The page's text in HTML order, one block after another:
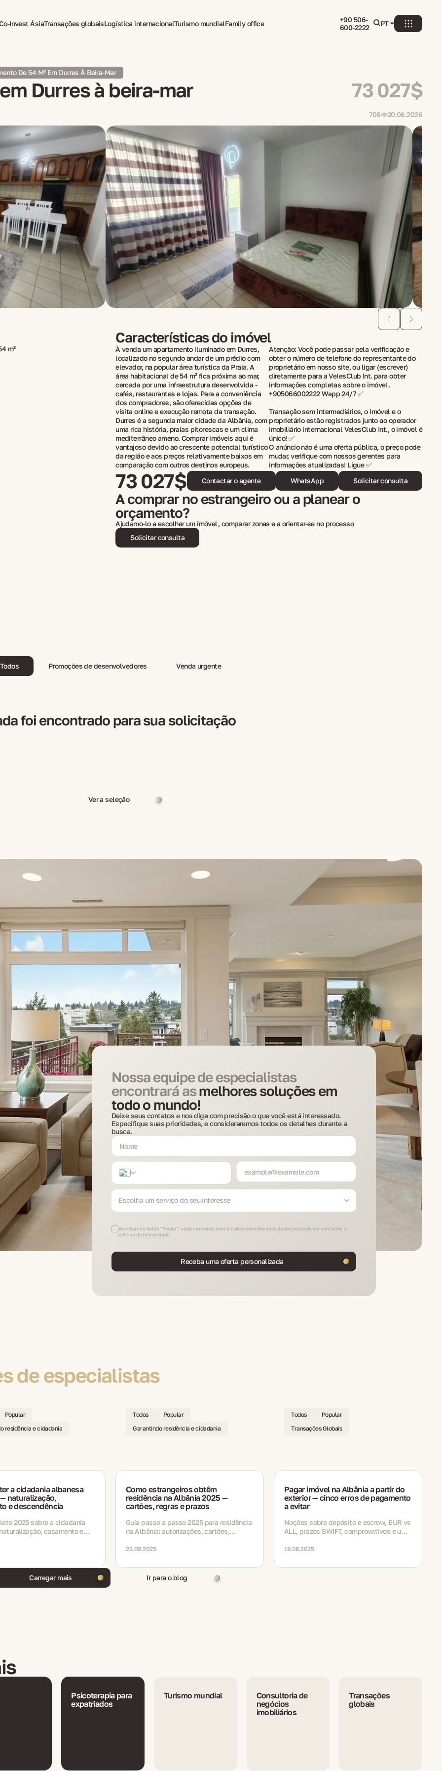
Invest ÁsiaTransações globaisLogística internacionalTurismo mundialFamily office
+90 506-
600-2222
PT
De 54 M² Em Durres À Beira-Mar
Durres à beira-mar 73 027$
706 20.06.2026
m²
Características do imóvel
À venda um apartamento iluminado em Durres,
localizado no segundo andar de um prédio com
elevador, na popular área turística da Praia. A
área habitacional de 54 m² fica próxima ao mar,
cercada por uma infraestrutura desenvolvida -
cafés, restaurantes e lojas. Para a conveniência
dos compradores, são oferecidas opções de
visita online e execução remota da transação.
Durres é a segunda maior cidade da Albânia, com
uma rica história, praias pitorescas e um clima
mediterrâneo ameno. Comprar imóveis aqui é
vantajoso devido ao crescente potencial turístico
da região e aos preços relativamente baixos em
comparação com outros destinos europeus.
Atenção: Você pode passar pela verificação e
obter o número de telefone do representante do
proprietário em nosso site, ou ligar (escrever)
diretamente para a VelesClub Int. para obter
informações completas sobre o imóvel.
+905066002222 Wapp 24/7 ✅
Transação sem intermediários, o imóvel e o
proprietário estão registrados junto ao operador
imobiliário internacional VelesClub Int., o imóvel é
único! ✅
O anúncio não é uma oferta pública, o preço pode
mudar, verifique com nossos gerentes para
informações atualizadas! Ligue ✅
73 027$ Contactar o agente WhatsApp Solicitar consulta
A comprar no estrangeiro ou a planear o
orçamento?
Ajudamo-lo a escolher um imóvel, comparar zonas e a orientar-se no processo
Solicitar consulta
Todos Promoções de desenvolvedores Venda urgente
foi encontrado para sua solicitação
Ver a seleção
Nossa equipe de especialistas
encontrará asmelhores soluções em
todo o mundo!
Deixe seus contatos e nos diga com precisão o que você está interessado.
Especifique suas prioridades, e consideraremos todos os detalhes durante a
busca.
+1684
Escolha um serviço do seu interesse
Ao clicar no botão "Enviar", você concorda com o tratamento dos seus dados pessoais em conforme o
política de privacidade
Receba uma oferta personalizada
de especialistas
Popular
residência e cidadania
a cidadania albanesa
naturalização,
e descendência
2025 sobre a cidadania
casamento e
Todos
Popular
Garantindo residência e cidadania
Como estrangeiros obtêm
residência na Albânia 2025 —
cartões, regras e prazos
Guia passo a passo 2025 para residência
na Albânia: autorizações, cartões,
para trabalho, estudo e estadias
22.09.2025
Todos
Popular
Transações Globais
Pagar imóvel na Albânia a partir do
exterior — cinco erros de pagamento
a evitar
Noções sobre depósito e escrow, EUR vs
ALL, prazos SWIFT, comprovativos e um
termos simples
19.08.2025
Carregar mais Ir para o blog
Psicoterapia para
expatriados
Turismo mundial
Consultoria de
negócios
imobiliários
Transações
globais